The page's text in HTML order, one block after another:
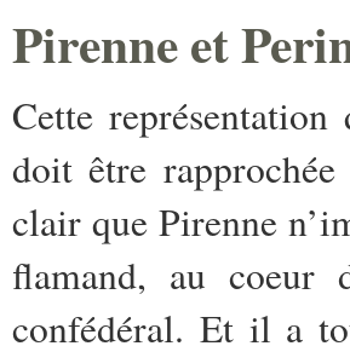
Pirenne et
Cette
doit être rapprochée
clair que Pirenne
flamand, au coeur
confédéral. Et il a